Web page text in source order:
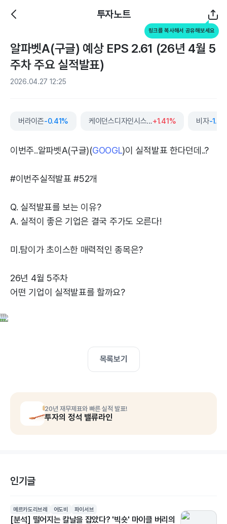
투자노트
링크를 복사해서 공유해보세요
알파벳A(구글) 예상 EPS 2.61 (26년 4월 5
주차 주요 실적발표)
2026.04.27 12:25
버라이즌-0.41% 케이던스디자인시스템즈+1.41% 비자-
이번주..알파벳A(구글)(GOOGL)이 실적발표 한다던데..?
#이번주실적발표 #52개
Q. 실적발표를 보는 이유?
A. 실적이 좋은 기업은 결국 주가도 오른다!
미.탐이가 초이스한 매력적인 종목은?
26년 4월 5주차
어떤 기업이 실적발표를 할까요?
목록보기
20년 재무제표와 빠른 실적 발표!
투자의 정석 밸류라인
인기글
메르카도리브레 어도비 파이서브
[분석] 떨어지는 칼날을 잡았다? '빅숏' 마이클 버리의